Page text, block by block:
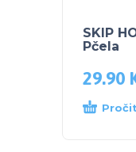
SKIP
Pčela
29.90